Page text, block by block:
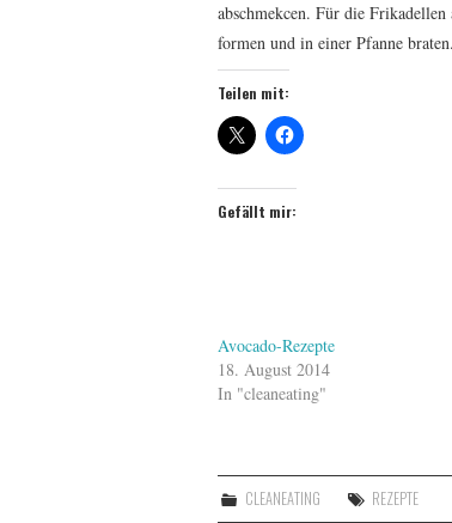
abschmekcen. Für die
formen und in einer Pfanne braten.
Teilen mit:
Gefällt mir:
Avocado-Rezepte
18. August 2014
In "cleaneating"
CLEANEATING REZEPTE